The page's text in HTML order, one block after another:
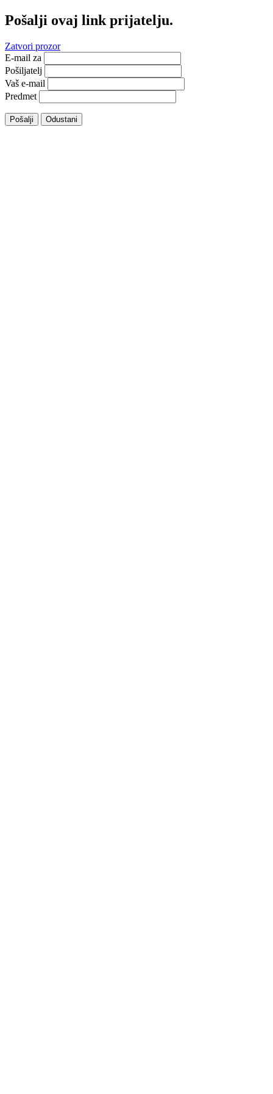
Pošalji ovaj link prijatelju.
Zatvori prozor
E-mail za
Pošiljatelj
Vaš e-mail
Predmet
Pošalji Odustani